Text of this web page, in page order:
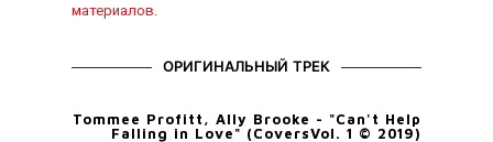
материалов.
ОРИГИНАЛЬНЫЙ ТРЕК
Tommee Profitt, Ally Brooke - "Can't Help
Falling in Love" (CoversVol. 1 © 2019)